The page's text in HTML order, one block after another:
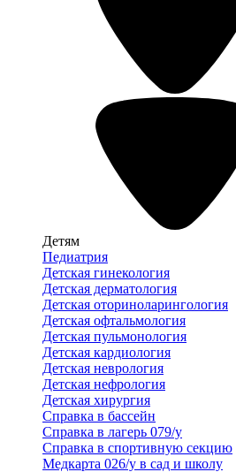
Детям
Педиатрия
Детская гинекология
Детская дерматология
Детская оториноларингология
Детская офтальмология
Детская пульмонология
Детская кардиология
Детская неврология
Детская нефрология
Детская хирургия
Справка в бассейн
Справка в лагерь 079/у
Справка в спортивную секцию
Медкарта 026/у в сад и школу